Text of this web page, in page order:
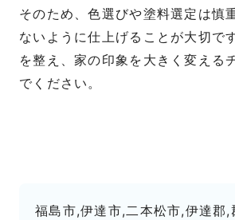
そのため、色選びや塗料選定は慎
ないように仕上げることが大切で
を整え、家の印象を大きく変える
でください。
福島市,伊達市,二本松市,伊達郡,